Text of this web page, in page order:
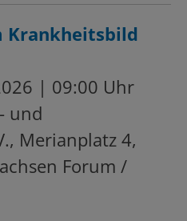
Krankheitsbild
| 09:00 Uhr
und
Merianplatz 4,
Forum /